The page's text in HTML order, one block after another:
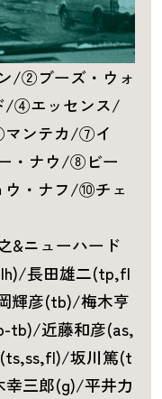
/②ブーズ・ウォ
/④エッセンス/
ンテカ/⑦イ
・ナウ/⑧ビー
ウ・ナフ/⑩チェ
&ニューハード
長田雄二(tp,fl
輝彦(tb)/梅木亨
tb)/近藤和彦(as,
坂川篤(t
三郎(g)/平井力